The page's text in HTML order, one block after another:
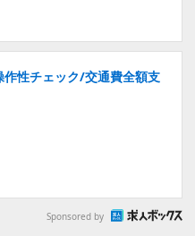
性チェック/交通費全額支
Sponsored by